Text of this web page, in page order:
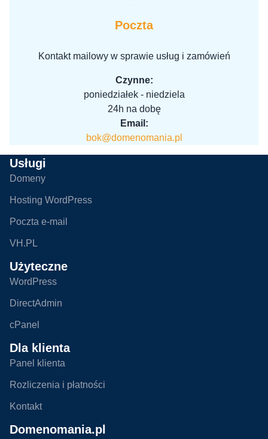
Poczta
Kontakt mailowy w sprawie usług i zamówień
Czynne:
poniedziałek - niedziela
24h na dobę
Email:
bok@domenomania.pl
Usługi
Domeny
Hosting WordPress
Poczta e-mail
VH.PL
Użyteczne
WordPress
DirectAdmin
cPanel
Dla klienta
Panel klienta
Rozliczenia i płatności
Kontakt
Domenomania.pl